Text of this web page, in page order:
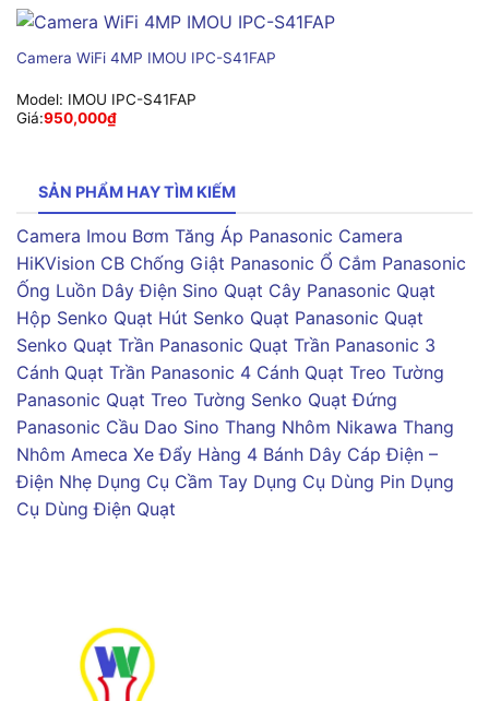
Camera WiFi 4MP IMOU IPC-S41FAP
Model: IMOU IPC-S41FAP
Giá:950,000₫
SẢN PHẨM HAY TÌM KIẾM
Camera Imou Bơm Tăng Áp Panasonic Camera
HiKVision CB Chống Giật Panasonic Ổ Cắm Panasonic
Ống Luồn Dây Điện Sino Quạt Cây Panasonic Quạt
Hộp Senko Quạt Hút Senko Quạt Panasonic Quạt
Senko Quạt Trần Panasonic Quạt Trần Panasonic 3
Cánh Quạt Trần Panasonic 4 Cánh Quạt Treo Tường
Panasonic Quạt Treo Tường Senko Quạt Đứng
Panasonic Cầu Dao Sino Thang Nhôm Nikawa Thang
Nhôm Ameca Xe Đẩy Hàng 4 Bánh Dây Cáp Điện –
Điện Nhẹ Dụng Cụ Cầm Tay Dụng Cụ Dùng Pin Dụng
Cụ Dùng Điện Quạt